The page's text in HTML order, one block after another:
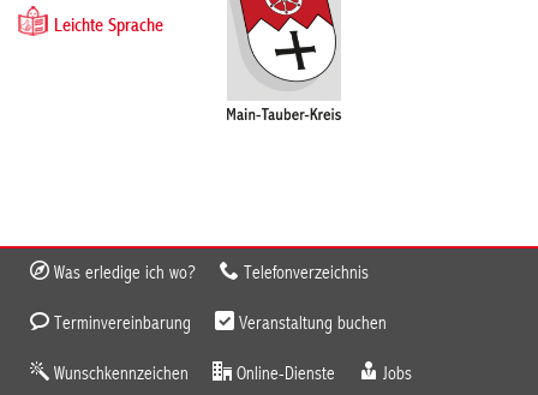
Leichte Sprache
Was erledige ich wo? Telefonverzeichnis
Terminvereinbarung Veranstaltung buchen
Wunschkennzeichen Online-Dienste Jobs